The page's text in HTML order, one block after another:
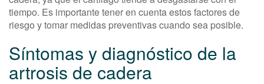
tiempo. Es importante tener en cuenta estos factores de
riesgo y tomar medidas preventivas cuando sea posible.
Síntomas y diagnóstico de la
artrosis de cadera